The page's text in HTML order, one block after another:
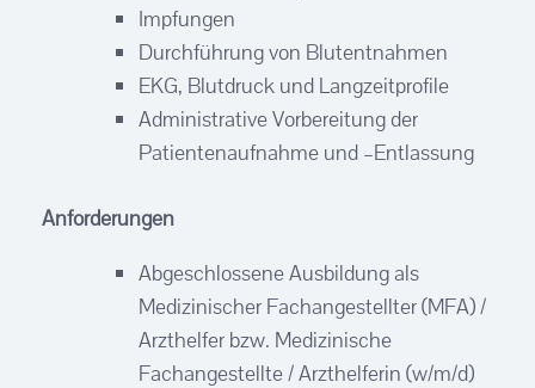
Impfungen
Durchführung von Blutentnahmen
EKG, Blutdruck und Langzeitprofile
Administrative Vorbereitung der
Patientenaufnahme und –Entlassung
Anforderungen
Abgeschlossene Ausbildung als
Medizinischer Fachangestellter (MFA) /
Arzthelfer bzw. Medizinische
Fachangestellte / Arzthelferin (w/m/d)